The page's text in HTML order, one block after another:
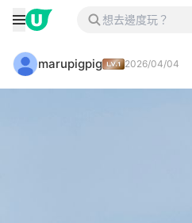
marupigpig 2026/04/04